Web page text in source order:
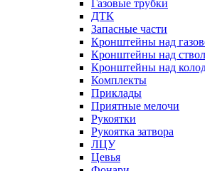
Газовые трубки
ДТК
Запасные части
Кронштейны над
Кронштейны над
Кронштейны над
Комплекты
Приклады
Приятные мелочи
Рукоятки
Рукоятка затвора
ЛЦУ
Цевья